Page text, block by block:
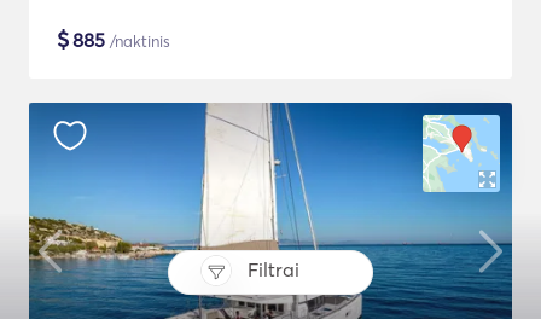
Filtrai
$885 /naktinis